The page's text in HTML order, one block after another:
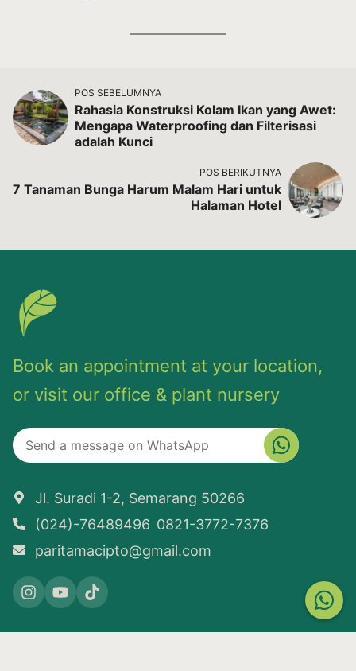
POS SEBELUMNYA
Rahasia Konstruksi Kolam Ikan yang Awet:
Mengapa Waterproofing dan Filterisasi
adalah Kunci
POS BERIKUTNYA
7 Tanaman Bunga Harum Malam Hari untuk
Halaman Hotel
Book an appointment at your location,
or visit our office & plant nursery
Jl. Suradi 1-2, Semarang 50266
(024)-76489496 0821-3772-7376
paritamacipto@gmail.com